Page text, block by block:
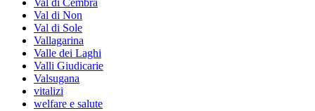
Val di Cembra
Val di Non
Val di Sole
Vallagarina
Valle dei Laghi
Valli Giudicarie
Valsugana
vitalizi
welfare e salute